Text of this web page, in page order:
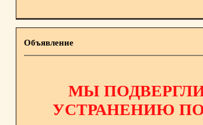
Объявление
МЫ
УСТРАНЕНИЮ